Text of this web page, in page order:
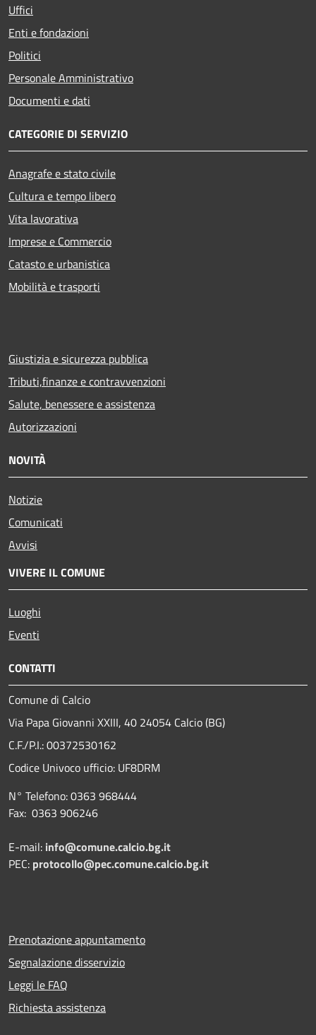
Uffici
Enti e fondazioni
Politici
Personale Amministrativo
Documenti e dati
CATEGORIE DI SERVIZIO
Anagrafe e stato civile
Cultura e tempo libero
Vita lavorativa
Imprese e Commercio
Catasto e urbanistica
Mobilità e trasporti
Giustizia e sicurezza pubblica
Tributi,finanze e contravvenzioni
Salute, benessere e assistenza
Autorizzazioni
NOVITÀ
Notizie
Comunicati
Avvisi
VIVERE IL COMUNE
Luoghi
Eventi
CONTATTI
Comune di Calcio
Via Papa Giovanni XXIII, 40 24054 Calcio (BG)
C.F./P.I.: 00372530162
Codice Univoco ufficio: UF8DRM
N° Telefono: 0363 968444
Fax: 0363 906246
E-mail: info@comune.calcio.bg.it
PEC: protocollo@pec.comune.calcio.bg.it
Prenotazione appuntamento
Segnalazione disservizio
Leggi le FAQ
Richiesta assistenza